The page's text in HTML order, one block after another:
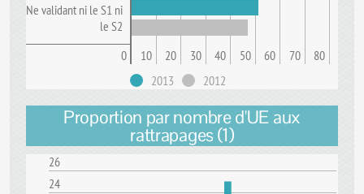
Ne validant ni le S1 ni
le S2
0
10 20 30 40 50 60 70
80
2013
2012
Proportion par nombre d'UE aux
rattrapages (1)
26
24